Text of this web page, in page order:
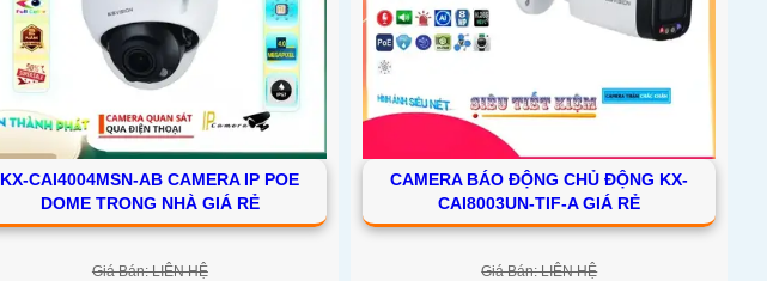
KX-CAI4004MSN-AB CAMERA IP POE
DOME TRONG NHÀ GIÁ RẺ
Giá Bán: LIÊN HỆ
CAMERA BÁO ĐỘNG CHỦ ĐỘNG KX-
CAI8003UN-TIF-A GIÁ RẺ
Giá Bán: LIÊN HỆ